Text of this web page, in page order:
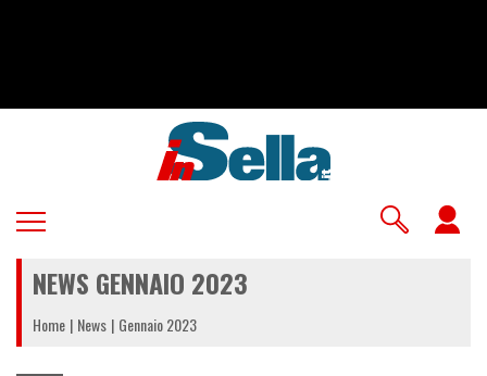
NEWS GENNAIO 2023
Home News Gennaio 2023